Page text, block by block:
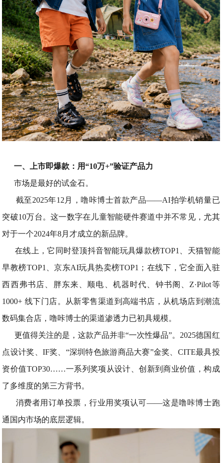
一、上市即爆款：用“10万+”验证产品力
市场是最好的试金石。
截至2025年12月，噜咔博士首款产品——AI拍学机销量已
突破10万台。这一数字在儿童智能硬件赛道中并不常见，尤其
对于一个2024年8月才成立的新品牌。
在线上，它同时登顶抖音智能玩具爆款榜TOP1、天猫智能
早教榜TOP1、京东AI玩具热卖榜TOP1；在线下，它全面入驻
西西弗书店、胖东来、顺电、机器时代、钟书阁、Z·Pilot等
1000+ 线下门店。从新零售渠道到高端书店，从机场店到潮流
数码集合店，噜咔博士的渠道渗透力已初具规模。
更值得关注的是，这款产品并非“一次性爆品”。2025德国红
点设计奖、IF奖、“深圳特色旅游商品大赛”金奖、CITE最具投
资价值TOP30……一系列奖项从设计、创新到商业价值，构成
了多维度的第三方背书。
消费者用订单投票，行业用奖项认可——这是噜咔博士跑
通国内市场的底层逻辑。